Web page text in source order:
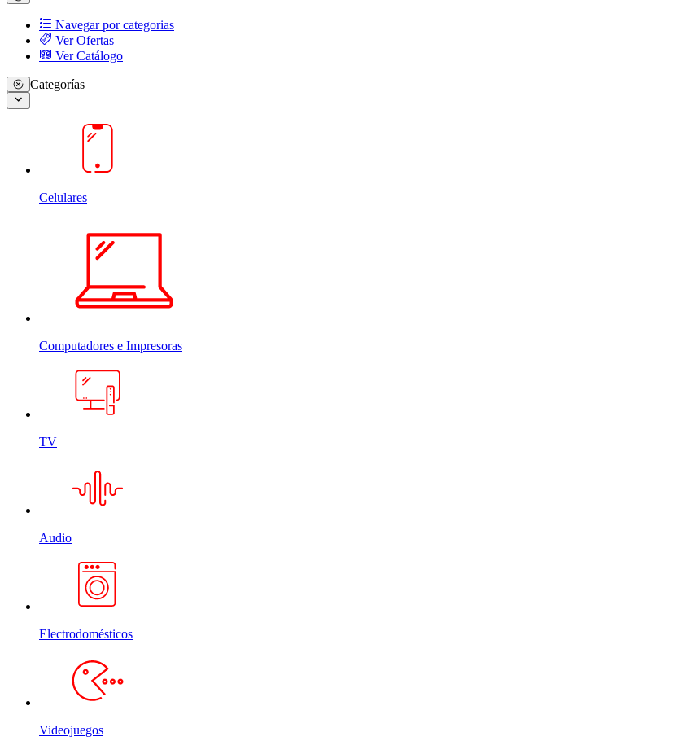
Navegar por categorias
Ver Ofertas
Ver Catálogo
Categorías
Celulares
Computadores e Impresoras
TV
Audio
Electrodomésticos
Videojuegos